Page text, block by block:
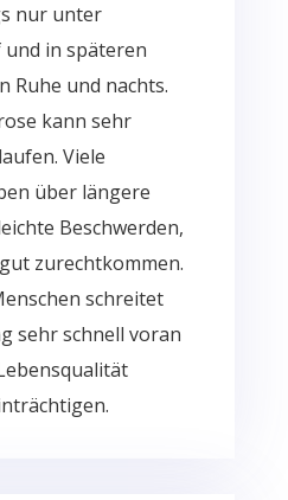
nur unter
in späteren
Ruhe und nachts.
kann sehr
Viele
über längere
Beschwerden,
zurechtkommen.
schreitet
sehr schnell voran